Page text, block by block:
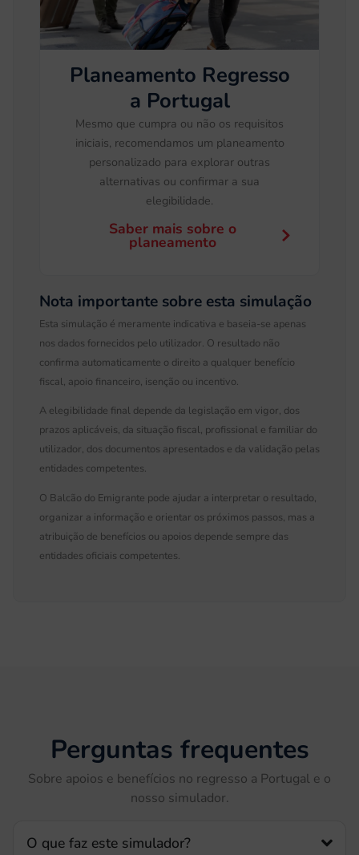
Planeamento Regresso
a Portugal
Mesmo que cumpra ou não os requisitos
iniciais, recomendamos um planeamento
personalizado para explorar outras
alternativas ou confirmar a sua
elegibilidade.
Saber mais sobre o
planeamento
Nota importante sobre esta simulação
Esta simulação é meramente indicativa e baseia-se apenas
nos dados fornecidos pelo utilizador. O resultado não
confirma automaticamente o direito a qualquer benefício
fiscal, apoio financeiro, isenção ou incentivo.
A elegibilidade final depende da legislação em vigor, dos
prazos aplicáveis, da situação fiscal, profissional e familiar do
utilizador, dos documentos apresentados e da validação pelas
entidades competentes.
O Balcão do Emigrante pode ajudar a interpretar o resultado,
organizar a informação e orientar os próximos passos, mas a
atribuição de benefícios ou apoios depende sempre das
entidades oficiais competentes.
Perguntas frequentes
Sobre apoios e benefícios no regresso a Portugal e o
nosso simulador.
O que faz este simulador?